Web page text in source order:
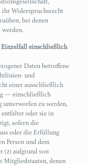
ihr Widerspruchsrecht
bei denen
Einzelfall einschließlich
Daten betroffene
und
einer ausschließlich
— einschließlich
unterworfen zu werden,
oder sie in
sofern die
oder die Erfüllung
Person und dem
(2) aufgrund von
Mitgliedstaaten, denen